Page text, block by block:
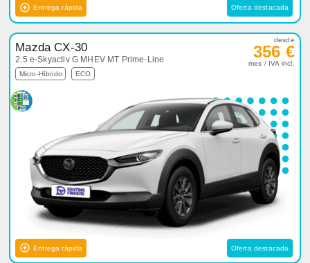
Entrega rápida Oferta destacada
Mazda CX-30
2.5 e-Skyactiv G MHEV MT Prime-Line
Micro-Híbrido ECO
desde
356 €
mes / IVA incl.
Entrega rápida Oferta destacada